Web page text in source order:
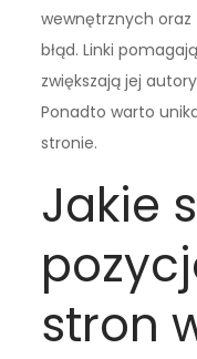
wewnętrznych
błąd. Linki
zwiększają jej
Ponadto warto
stronie.
Jakie
stron